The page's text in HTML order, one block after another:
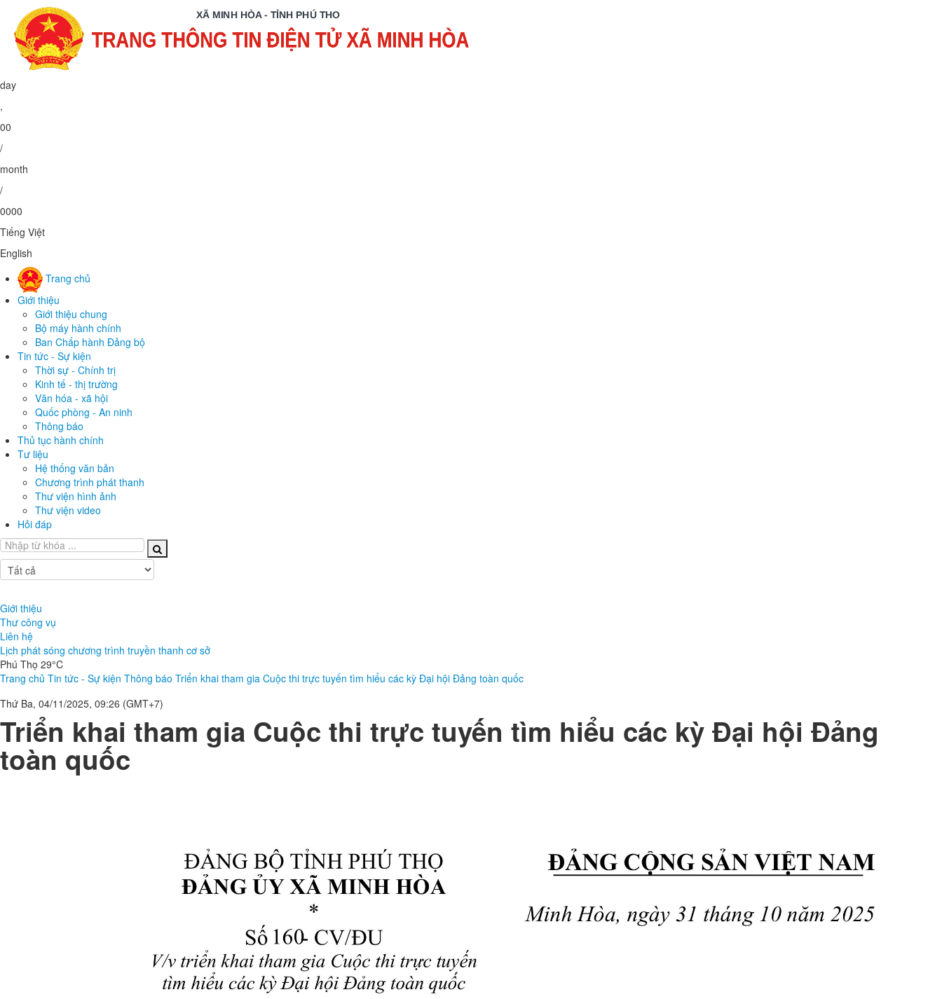
day
,
00
/
month
/
0000
Tiếng Việt
English
Trang chủ
Giới thiệu
Giới thiệu chung
Bộ máy hành chính
Ban Chấp hành Đảng bộ
Tin tức - Sự kiện
Thời sự - Chính trị
Kinh tế - thị trường
Văn hóa - xã hội
Quốc phòng - An ninh
Thông báo
Thủ tục hành chính
Tư liệu
Hệ thống văn bản
Chương trình phát thanh
Thư viện hình ảnh
Thư viện video
Hỏi đáp
Giới thiệu
Thư công vụ
Liên hệ
Lịch phát sóng chương trình truyền thanh cơ sở
Phú Thọ 29°C
Trang chủ Tin tức - Sự kiện Thông báo Triển khai tham gia Cuộc thi trực tuyến tìm hiểu các kỳ Đại hội Đảng toàn quốc
Thứ Ba, 04/11/2025, 09:26 (GMT+7)
Triển khai tham gia Cuộc thi trực tuyến tìm hiểu các kỳ Đại hội Đảng
toàn quốc